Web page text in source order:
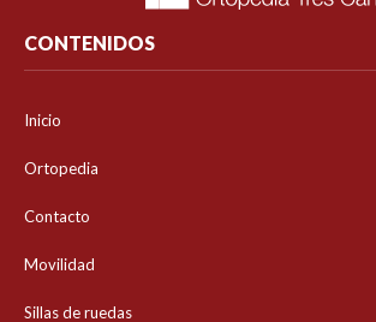
CONTENIDOS
Inicio
Ortopedia
Contacto
Movilidad
Sillas de ruedas